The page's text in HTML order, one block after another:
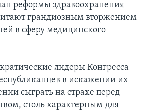
реформы здравоохранения
грандиозным вторжением
в сферу медицинского
лидеры Конгресса
в искажении их
сыграть на страхе перед
столь характерным для